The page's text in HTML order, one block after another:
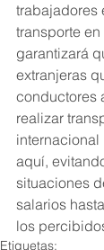
trabajadores
transporte
garantizará
extranjeras
conductores
realizar
aquí,
situaciones
salarios
los
Etiquetas: